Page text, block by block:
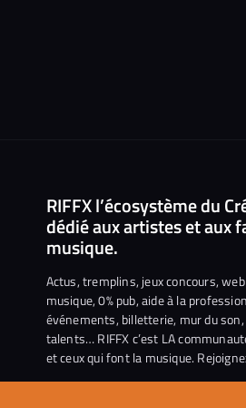
RIFFX l’écosystème du
dédié aux artistes et aux
musique.
Actus, tremplins, jeux concours,
musique, 0% pub, aide à la
événements, billetterie, mur du
talents… RIFFX c’est LA
et ceux qui font la musique.